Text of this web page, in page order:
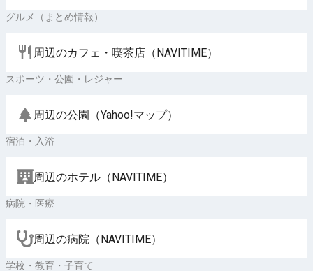
グルメ（まとめ情報）
周辺のカフェ・喫茶店（NAVITIME）
スポーツ・公園・レジャー
周辺の公園（Yahoo!マップ）
宿泊・入浴
周辺のホテル（NAVITIME）
病院・医療
周辺の病院（NAVITIME）
学校・教育・子育て